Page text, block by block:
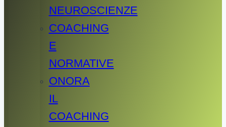
NEUROSCIENZE
COACHING
E
NORMATIVE
ONORA
IL
COACHING